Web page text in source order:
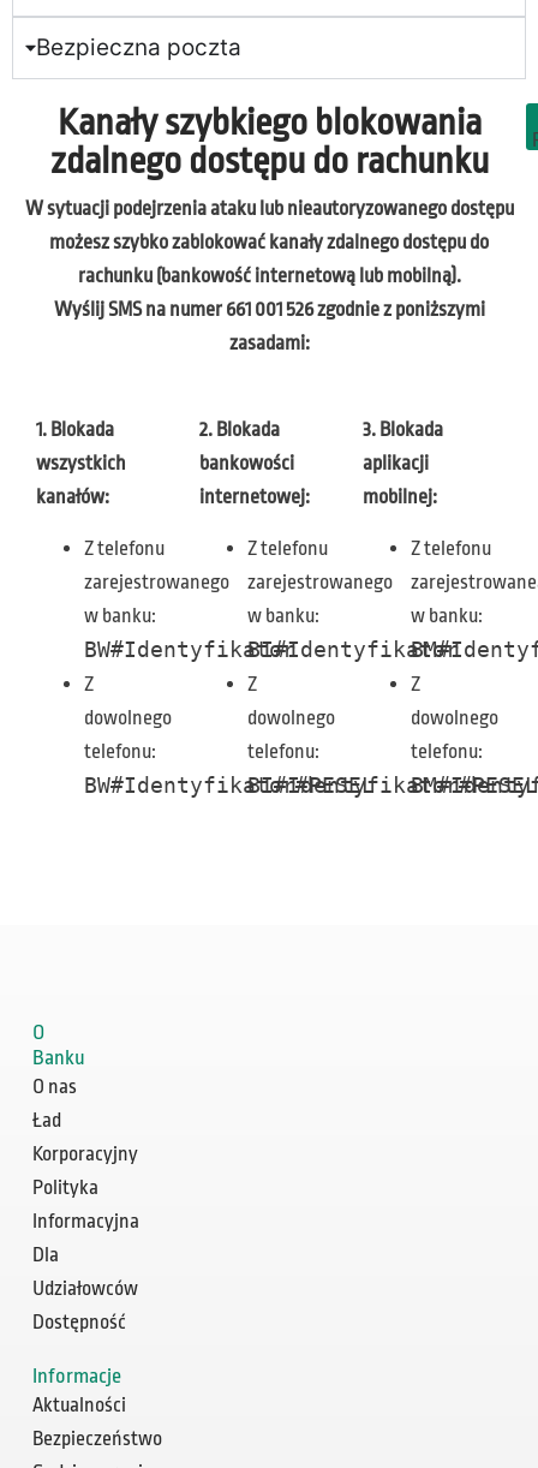
Bezpieczna poczta
Kanały szybkiego blokowania
zdalnego dostępu do rachunku
W sytuacji podejrzenia ataku lub nieautoryzowanego dostępu
możesz szybko zablokować kanały zdalnego dostępu do
rachunku (bankowość internetową lub mobilną).
Wyślij SMS na numer 661 001 526 zgodnie z poniższymi
zasadami:
1. Blokada
wszystkich
kanałów:
Z telefonu
zarejestrowanego
w banku:
BW#Identyfikator
Z
dowolnego
telefonu:
BW#Identyfikator#PESEL
2. Blokada
bankowości
internetowej:
Z telefonu
zarejestrowanego
w banku:
BI#Identyfikator
Z
dowolnego
telefonu:
BI#Identyfikator#PESEL
3. Blokada
aplikacji
mobilnej:
Z telefonu
w banku:
Z
dowolnego
telefonu:
O
Banku
O nas
Ład
Korporacyjny
Polityka
Informacyjna
Dla
Udziałowców
Dostępność
Informacje
Aktualności
Bezpieczeństwo